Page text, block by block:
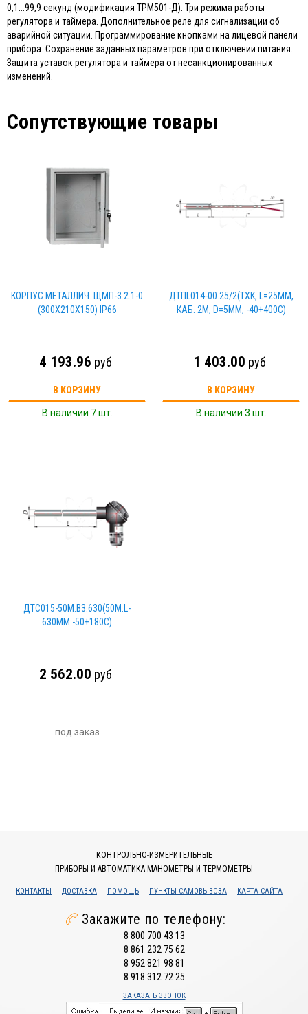
0,1...99,9 секунд (модификация ТРМ501-Д). Три режима работы
регулятора и таймера. Дополнительное реле для сигнализации об
аварийной ситуации. Программирование кнопками на лицевой панели
прибора. Сохранение заданных параметров при отключении питания.
Защита уставок регулятора и таймера от несанкционированных
изменений.
Сопутствующие товары
КОРПУС МЕТАЛЛИЧ. ЩМП-3.2.1-0
(300Х210Х150) IP66
4 193.96 руб
В КОРЗИНУ
В наличии 7 шт.
ДТПL014-00.25/2(ТХК, L=25ММ,
КАБ. 2М, D=5ММ, -40+400С)
1 403.00 руб
В КОРЗИНУ
В наличии 3 шт.
ДТС015-50М.В3.630(50М.L-
630MM.-50+180C)
2 562.00 руб
под заказ
КОНТРОЛЬНО-ИЗМЕРИТЕЛЬНЫЕ
ПРИБОРЫ И АВТОМАТИКА МАНОМЕТРЫ И ТЕРМОМЕТРЫ
КОНТАКТЫ ДОСТАВКА ПОМОЩЬ ПУНКТЫ САМОВЫВОЗА КАРТА САЙТА
Закажите по телефону:
8 800 700 43 13
8 861 232 75 62
8 952 821 98 81
8 918 312 72 25
ЗАКАЗАТЬ ЗВОНОК